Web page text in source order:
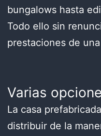
bungalows hasta
Todo ello sin
prestaciones de
Varias
La casa
distribuir de la